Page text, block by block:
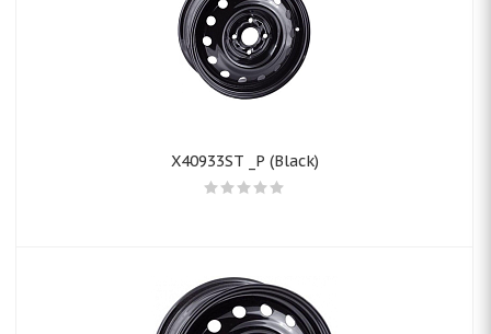
X40933ST _P (Black)